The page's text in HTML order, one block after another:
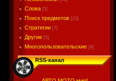
Слова [5]
Поиск предметов [23]
Стратегии [7]
Другие [5]
Многопользовательские [9]
RSS-канал